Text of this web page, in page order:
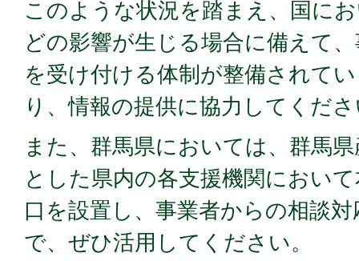
このような状況を踏まえ、国に
どの影響が生じる場合に備えて
を受け付ける体制が整備されて
り、情報の提供に協力してくだ
また、群馬県においては、群馬
とした県内の各支援機関におい
口を設置し、事業者からの相談
で、ぜひ活用してください。